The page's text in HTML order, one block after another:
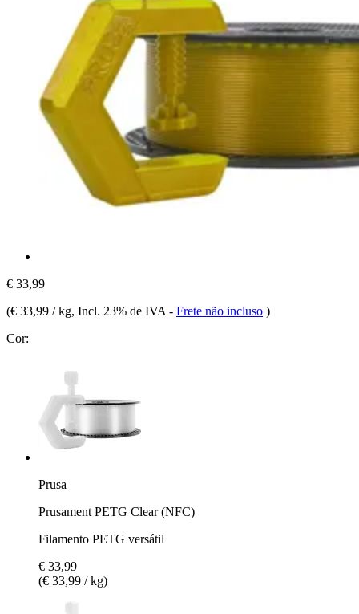
€ 33,99
(€ 33,99 / kg, Incl. 23% de IVA - Frete não incluso )
Cor:
Prusa
Prusament PETG Clear (NFC)
Filamento PETG versátil
€ 33,99
(€ 33,99 / kg)